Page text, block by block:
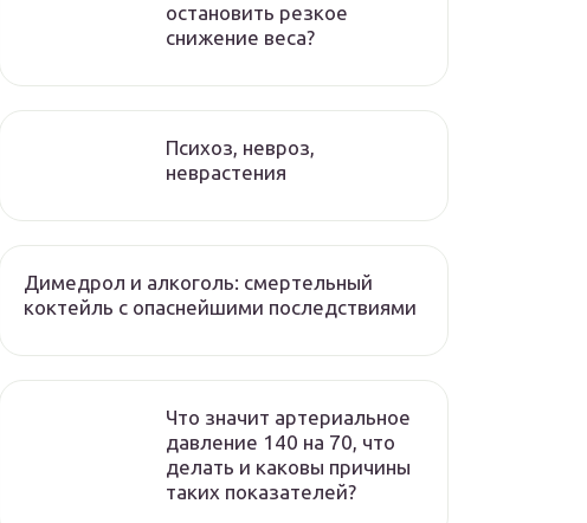
остановить резкое
снижение веса?
Психоз, невроз,
неврастения
Димедрол и алкоголь: смертельный
коктейль с опаснейшими последствиями
Что значит артериальное
давление 140 на 70, что
делать и каковы причины
таких показателей?